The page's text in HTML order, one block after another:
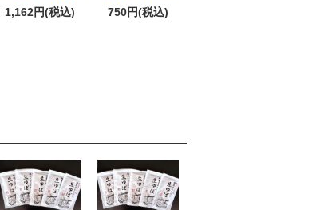
1,162円(税込)
750円(税込)